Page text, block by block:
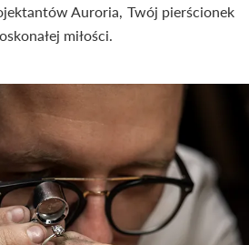
Auroria, Twój pierścionek
miłości.